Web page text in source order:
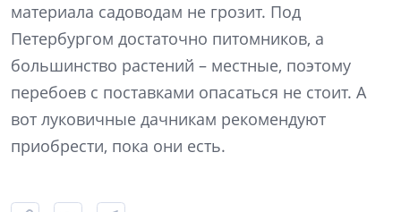
материала садоводам не грозит. Под
Петербургом достаточно питомников, а
большинство растений – местные, поэтому
перебоев с поставками опасаться не стоит. А
вот луковичные дачникам рекомендуют
приобрести, пока они есть.